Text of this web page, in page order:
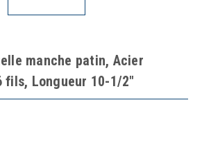
manche patin, Acier
fils, Longueur 10-1/2"